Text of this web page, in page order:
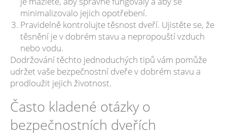
minimalizovalo jejich opotřebení.
Pravidelně kontrolujte těsnost dveří. Ujistěte se, že
těsnění je v dobrém stavu a nepropouští vzduch
nebo vodu.
Dodržování těchto jednoduchých tipů vám pomůže
udržet vaše bezpečnostní dveře v dobrém stavu a
prodloužit jejich životnost.
Často kladené otázky o
bezpečnostních dveřích